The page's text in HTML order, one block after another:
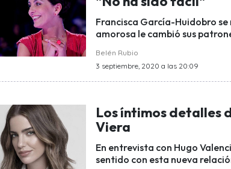
Francisca García-Huidobro
amorosa le cambió sus
Belén Rubio
3 septiembre, 2020 a las 20:09
Los íntimos detalles
Viera
En entrevista con Hugo
sentido con esta nueva